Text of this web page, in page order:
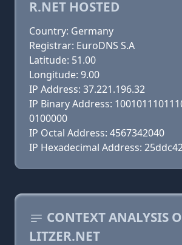
R.NET HOSTED
Country: Germany
Registrar: EuroDNS S.A
Latitude: 51.00
Longitude: 9.00
IP Address: 37.221.196.32
IP Binary Address:
0100000
IP Octal Address: 4567342040
IP Hexadecimal Address:
CONTEXT ANALYSIS
LITZER.NET